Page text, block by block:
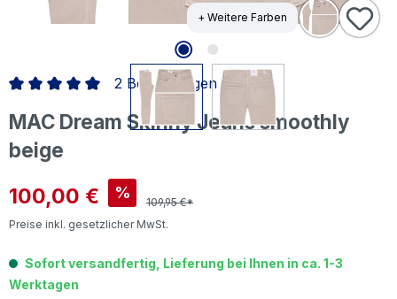
+ Weitere Farben
MAC Dream Skinny Jeans smoothly
beige
Verkaufspreis:
100,00 € %
109,95 €*
Preise inkl. gesetzlicher MwSt.
Durchschnittliche Bewertung von 5 von 5 Sternen
2 Bewertungen
Sofort versandfertig, Lieferung bei Ihnen in ca. 1-3
Werktagen